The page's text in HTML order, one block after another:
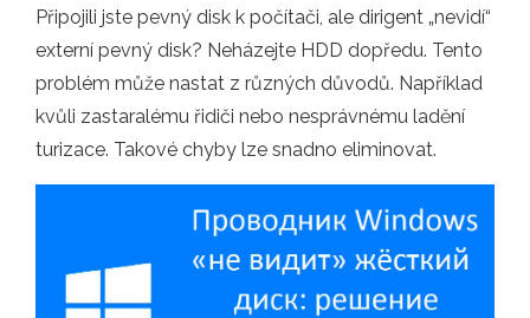
Připojili jste pevný disk k počítači, ale dirigent „nevidí“
externí pevný disk? Neházejte HDD dopředu. Tento
problém může nastat z různých důvodů. Například
kvůli zastaralému řidiči nebo nesprávnému ladění
turizace. Takové chyby lze snadno eliminovat.